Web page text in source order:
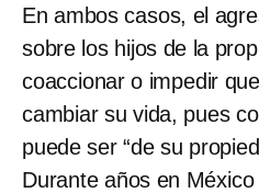
En ambos casos, el
sobre los hijos de la
coaccionar o impedir
cambiar su vida, pues
puede ser “de su
Durante años en